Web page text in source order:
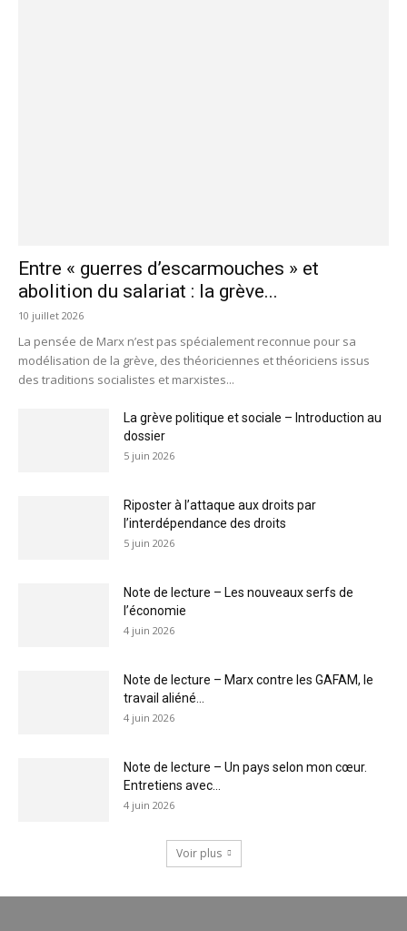
Entre « guerres d’escarmouches » et
abolition du salariat : la grève...
10 juillet 2026
La pensée de Marx n’est pas spécialement reconnue pour sa
modélisation de la grève, des théoriciennes et théoriciens issus
des traditions socialistes et marxistes...
La grève politique et sociale – Introduction au
dossier
5 juin 2026
Riposter à l’attaque aux droits par
l’interdépendance des droits
5 juin 2026
Note de lecture – Les nouveaux serfs de
l’économie
4 juin 2026
Note de lecture – Marx contre les GAFAM, le
travail aliéné...
4 juin 2026
Note de lecture – Un pays selon mon cœur.
Entretiens avec...
4 juin 2026
Voir plus